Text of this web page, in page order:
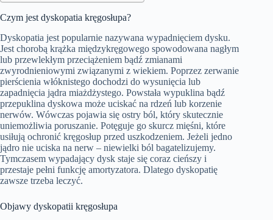
Czym jest dyskopatia kręgosłupa?
Dyskopatia jest popularnie nazywana wypadnięciem dysku.
Jest chorobą krążka międzykręgowego spowodowana nagłym
lub przewlekłym przeciążeniem bądź zmianami
zwyrodnieniowymi związanymi z wiekiem. Poprzez zerwanie
pierścienia włóknistego dochodzi do wysunięcia lub
zapadnięcia jądra miażdżystego. Powstała wypuklina bądź
przepuklina dyskowa może uciskać na rdzeń lub korzenie
nerwów. Wówczas pojawia się ostry ból, który skutecznie
uniemożliwia poruszanie. Potęguje go skurcz mięśni, które
usiłują ochronić kręgosłup przed uszkodzeniem. Jeżeli jedno
jądro nie uciska na nerw – niewielki ból bagatelizujemy.
Tymczasem wypadający dysk staje się coraz cieńszy i
przestaje pełni funkcję amortyzatora. Dlatego dyskopatię
zawsze trzeba leczyć.
Objawy dyskopatii kręgosłupa